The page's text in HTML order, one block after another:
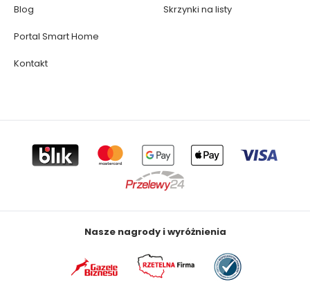
Blog
Portal Smart Home
Kontakt
Skrzynki na listy
Nasze nagrody i wyróżnienia